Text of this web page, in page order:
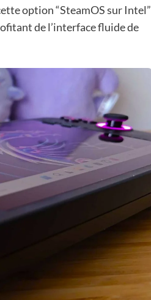
option “SteamOS sur Intel”
de l’interface fluide de